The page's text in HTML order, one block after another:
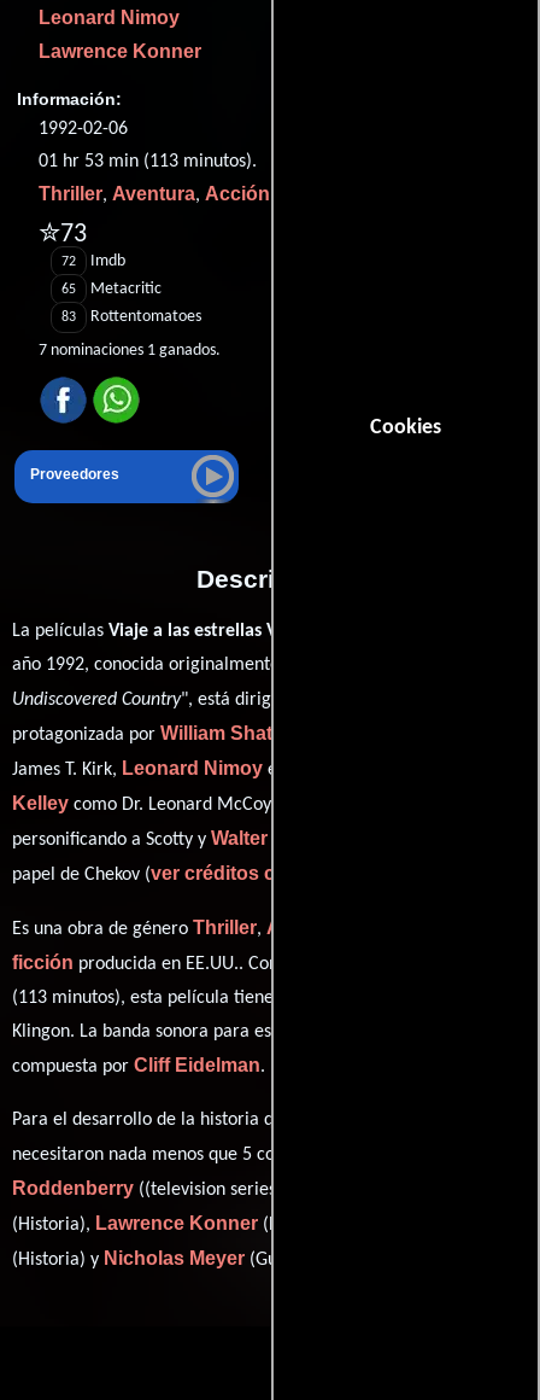
Cookies
Leonard Nimoy
Lawrence Konner
Información:
1992-02-06
01 hr 53 min (113 minutos).
Thriller, Aventura, Acción
✮73
72 Imdb
65 Metacritic
83
Rottentomatoes
7 nominaciones 1 ganados.
Proveedores
Descripción
La películas Viaje a las estrellas VI: Aquel país desconocido
año 1992, conocida originalmente como "
Undiscovered Country", está dirigida por
protagonizada por William Shatner
James T. Kirk, Leonard Nimoy en el papel de Spock ,
Kelley como Dr. Leonard McCoy,
personificando a Scotty y Walter Koenig
papel de Chekov (ver créditos completos
Es una obra de género Thriller, Aventura
ficción producida en EE.UU.. Con una duración de 01 hr 53 min
(113 minutos), esta película tiene diálogos originales en
Klingon. La banda sonora para esta producción ha sido
compuesta por Cliff Eidelman.
Para el desarrollo de la historia que cuenta esta obra, se
necesitaron nada menos que 5 colaboraciones.
Roddenberry ((television series "Star Trek")),
(Historia), Lawrence Konner (Historia),
(Historia) y Nicholas Meyer (Guión).